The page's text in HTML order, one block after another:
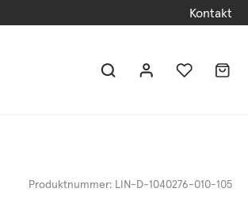
Kontakt
Produktnummer: LIN-D-1040276-010-105